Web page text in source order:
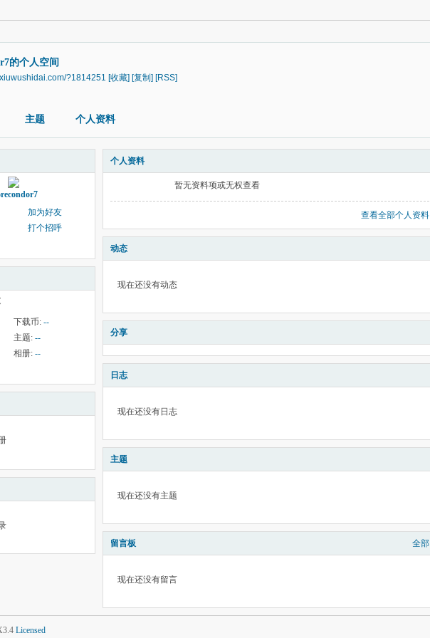
的个人空间
?1814251 [收藏] [复制] [RSS]
主题 个人资料
加为好友
打个招呼
下载币: --
主题: --
相册: --
个人资料
暂无资料项或无权查看
查看全部个人资料
动态
现在还没有动态
分享
日志
现在还没有日志
主题
现在还没有主题
留言板 全部
现在还没有留言
Licensed